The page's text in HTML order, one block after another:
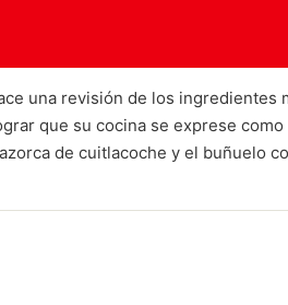
una revisión de los
que su cocina se exprese
de cuitlacoche y el buñuelo